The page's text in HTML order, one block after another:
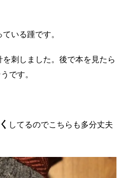
いる踵です。
刺しました。後で本を見たら
です。
してるのでこちらも多分丈夫